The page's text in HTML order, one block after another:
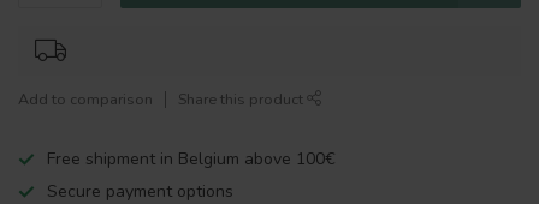
Add to comparison Share this product
Free shipment in Belgium above 100€
Secure payment options